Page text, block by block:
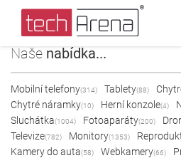
Naše nabídka...
Mobilní telefony(314) Tablety(88)
Chytré náramky(10) Herní konzole(4)
Sluchátka(1004) Fotoaparáty(200)
Televize(782) Monitory(1353)
Kamery do auta(58) Webkamery(66)